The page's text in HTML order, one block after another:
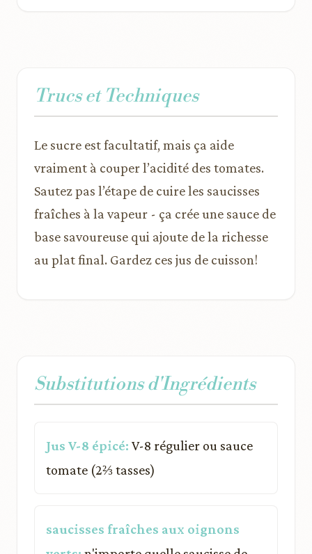
Trucs et Techniques
Le sucre est facultatif, mais ça aide
vraiment à couper l’acidité des tomates.
Sautez pas l’étape de cuire les saucisses
fraîches à la vapeur - ça crée une sauce de
base savoureuse qui ajoute de la richesse
au plat final. Gardez ces jus de cuisson!
Substitutions d'Ingrédients
Jus V-8 épicé: V-8 régulier ou sauce
tomate (2⅔ tasses)
saucisses fraîches aux oignons